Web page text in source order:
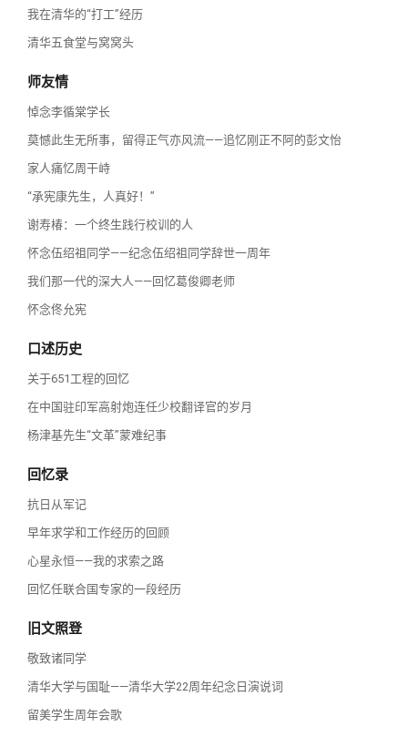
我在清华的“打工”经历
清华五食堂与窝窝头
师友情
悼念李循棠学长
莫憾此生无所事，留得正气亦风流——追忆刚正不阿的彭文怡
家人痛忆周干峙
“承宪康先生，人真好！”
谢寿椿：一个终生践行校训的人
怀念伍绍祖同学——纪念伍绍祖同学辞世一周年
我们那一代的深大人——回忆葛俊卿老师
怀念佟允宪
口述历史
关于651工程的回忆
在中国驻印军高射炮连任少校翻译官的岁月
杨津基先生“文革”蒙难纪事
回忆录
抗日从军记
早年求学和工作经历的回顾
心星永恒——我的求索之路
回忆任联合国专家的一段经历
旧文照登
敬致诸同学
清华大学与国耻——清华大学22周年纪念日演说词
留美学生周年会歌